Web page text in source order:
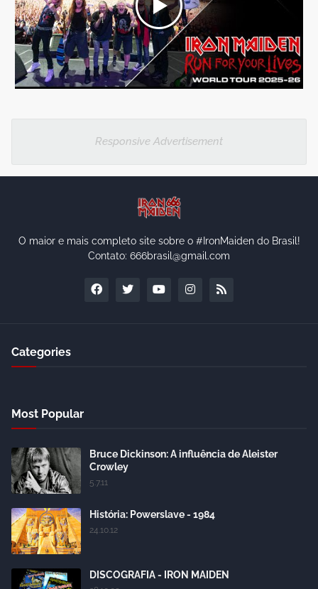
Responsive Advertisement
O maior e mais completo site sobre o #IronMaiden do Brasil!
Contato: 666brasil@gmail.com
Categories
Most Popular
Bruce Dickinson: A influência de Aleister
Crowley
5.7.11
História: Powerslave - 1984
24.10.12
DISCOGRAFIA - IRON MAIDEN